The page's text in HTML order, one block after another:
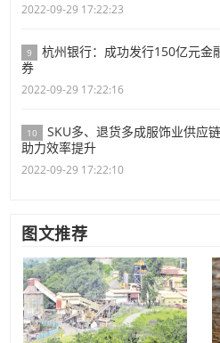
2022-09-29 17:22:23
9
杭州银行：成功发行150亿元金
券
2022-09-29 17:22:16
10
SKU多、退货多成服饰业供应
助力效率提升
2022-09-29 17:22:10
图文推荐